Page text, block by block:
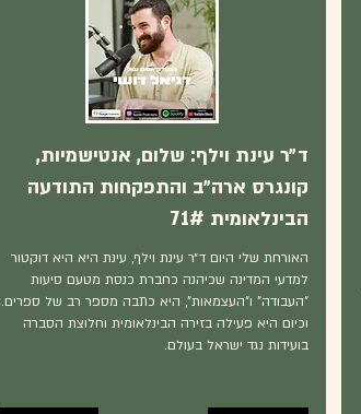
ד״ר עינת וילף: שלום, אנטישמיות,
קונגרס ארה״ב והתפקחות התודעה
הבינלאומית 71#
האורחת שלי היום ד״ר עינת וילף, עינת היא היא דוקטור
למדעי המדינה שכיהנה כחברת כנסת מטעם סיעות
"העבודה" ו"העצמאות", היא כתבה מספר רב של ספרים.
וכיום היא פעילה בזירה הבינלאומית וחלוצת הסברה
בועידות נגד ישראל בעולם.